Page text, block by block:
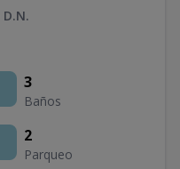
3
Baños
2
Parqueo